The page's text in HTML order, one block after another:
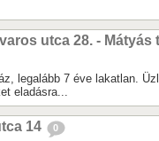
utca 28. - Mátyás
legalább 7 éve lakatlan.
eladásra...
14 0